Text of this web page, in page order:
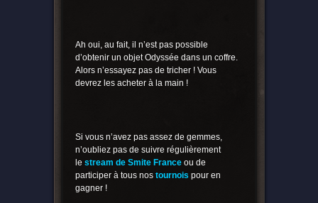
Ah oui, au fait, il n’est pas possible
d’obtenir un objet Odyssée dans un coffre.
Alors n’essayez pas de tricher ! Vous
devrez les acheter à la main !
Si vous n’avez pas assez de gemmes,
n’oubliez pas de suivre régulièrement
le stream de Smite Franceou de
participer à tous nos tournois pour en
gagner !